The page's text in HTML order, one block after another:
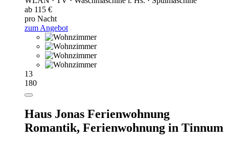
ab 115 €
pro Nacht
zum Angebot
13
180
Haus Jonas Ferienwohnung
Romantik, Ferienwohnung in Tinnum